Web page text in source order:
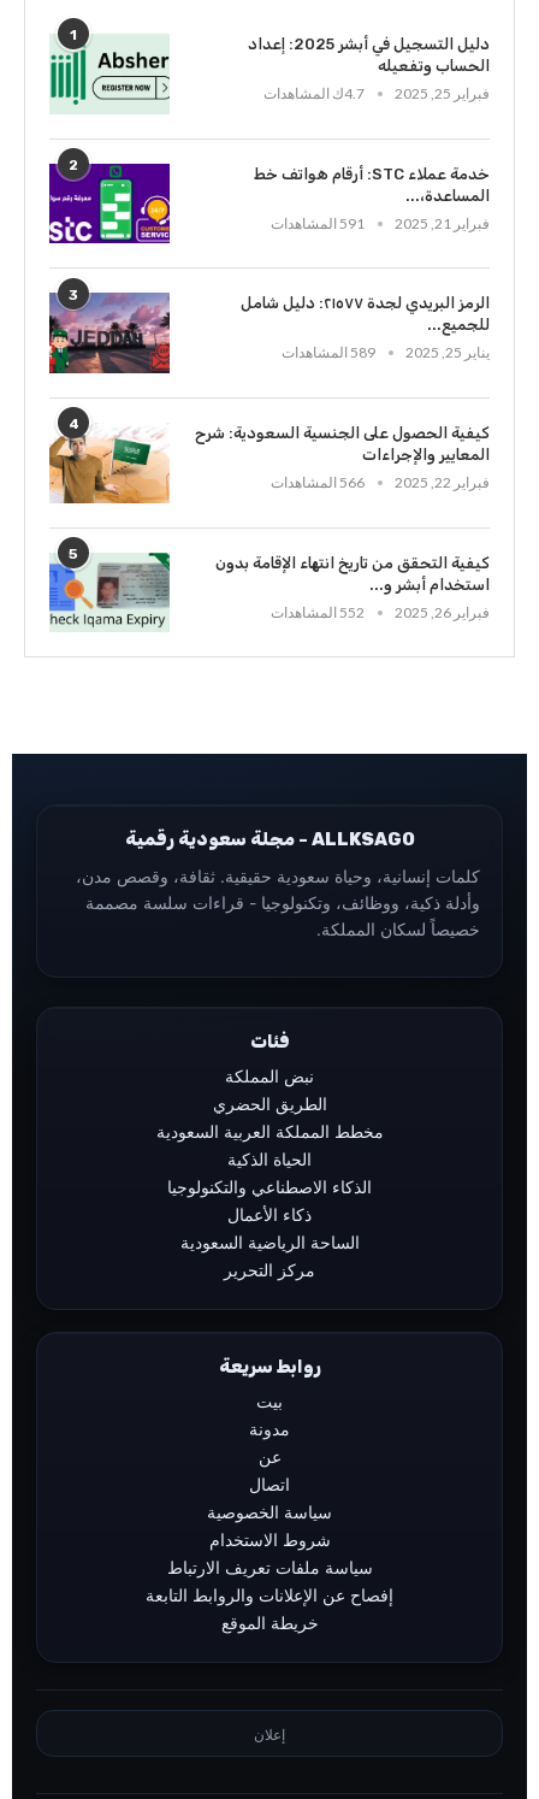
1
دليل التسجيل في أبشر 2025: إعداد
الحساب وتفعيله
فبراير 25, 2025
4.7ك المشاهدات
2
خدمة عملاء STC: أرقام هواتف خط
المساعدة،...
فبراير 21, 2025
591 المشاهدات
3
الرمز البريدي لجدة ٢١٥٧٧: دليل شامل
للجميع...
يناير 25, 2025
589 المشاهدات
4
كيفية الحصول على الجنسية السعودية: شرح
المعايير والإجراءات
فبراير 22, 2025
566 المشاهدات
5
كيفية التحقق من تاريخ انتهاء الإقامة بدون
استخدام أبشر و...
فبراير 26, 2025
552 المشاهدات
ALLKSAGO - مجلة سعودية رقمية
كلمات إنسانية، وحياة سعودية حقيقية. ثقافة، وقصص مدن،
وأدلة ذكية، ووظائف، وتكنولوجيا - قراءات سلسة مصممة
خصيصاً لسكان المملكة.
فئات
نبض المملكة
الطريق الحضري
مخطط المملكة العربية السعودية
الحياة الذكية
الذكاء الاصطناعي والتكنولوجيا
ذكاء الأعمال
الساحة الرياضية السعودية
مركز التحرير
روابط سريعة
بيت
مدونة
عن
اتصال
سياسة الخصوصية
شروط الاستخدام
سياسة ملفات تعريف الارتباط
إفصاح عن الإعلانات والروابط التابعة
خريطة الموقع
إعلان